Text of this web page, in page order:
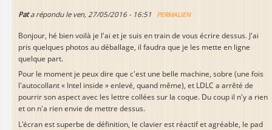
Pata répondu le ven, 27/05/2016 - 16:51 PERMALIEN
Bonjour, hé bien voilà je l'ai et je suis en train de vous écrire dessus. J'ai
pris quelques photos au déballage, il faudra que je les mette en ligne
quelque part.
Pour le moment je peux dire que c'est une belle machine, sobre (une fois
l'autocollant « Intel inside » enlevé, quand même), et LDLC a arrêté de
pourrir son aspect avec les lettre collées sur la coque. Du coup il n'y a rien
et on n'a rien envie de mettre dessus.
L'écran est superbe de définition, le clavier est réactif et agréable, le pad